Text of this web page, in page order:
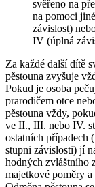
svěřeno na
na pomoci
závislost)
IV (úplná
Za každé další dítě
pěstouna zvyšuje
Pokud je osoba
prarodičem otce
pěstouna vždy,
ve II., III. nebo IV.
ostatních případech
stupni závislosti) jí
hodných zvláštního
majetkové poměry